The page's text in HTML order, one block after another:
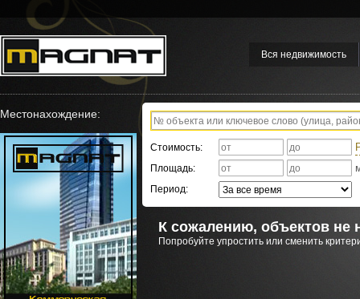
Вся недвижимость
Местонахождение:
Стоимость:
Площадь:
Период:
К сожалению, объектов не
Попробуйте упростить или сменить